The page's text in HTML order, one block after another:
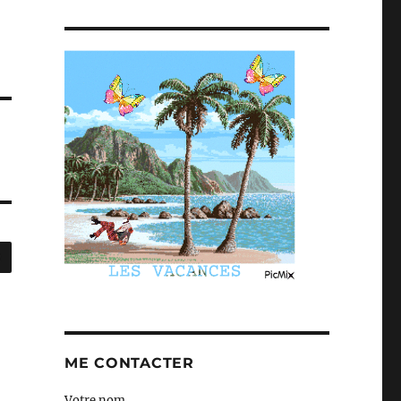
ME CONTACTER